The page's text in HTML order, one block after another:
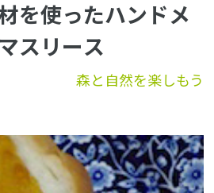
森と自然を楽しもう
を使ったハンドメ
スリース